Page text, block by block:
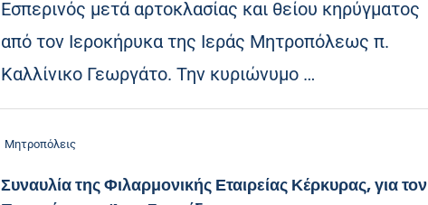
Εσπερινός μετά αρτοκλασίας και θείου κηρύγματος
από τον Ιεροκήρυκα της Ιεράς Μητροπόλεως π.
Καλλίνικο Γεωργάτο. Την κυριώνυμο …
Μητροπόλεις
Συναυλία της Φιλαρμονικής Εταιρείας Κέρκυρας, για τον